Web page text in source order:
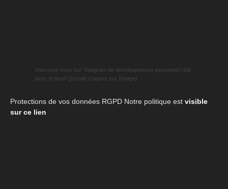
Inscrivez-vous sur Telegram de développement personnel club
avec le flash Qrcode (cliquez sur l’image)
Protections de vos données RGPD Notre politique est visible
sur ce lien